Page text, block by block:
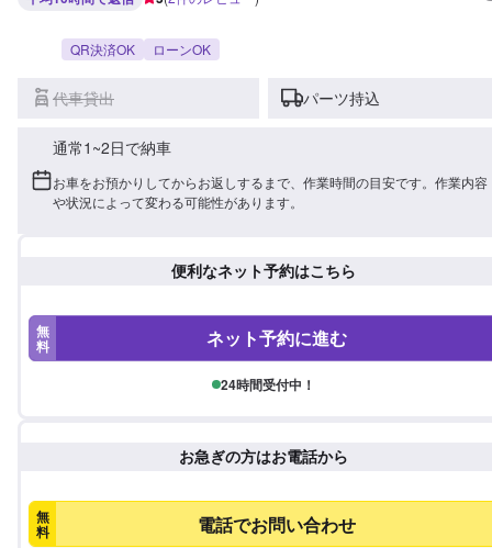
QR決済OK ローンOK
代車貸出 パーツ持込
通常1~2日で納車
お車をお預かりしてからお返しするまで、作業時間の目安です。作業内容
や状況によって変わる可能性があります。
便利なネット予約はこちら
無
料 ネット予約に進む
24時間受付中！
お急ぎの方はお電話から
無
料 電話でお問い合わせ